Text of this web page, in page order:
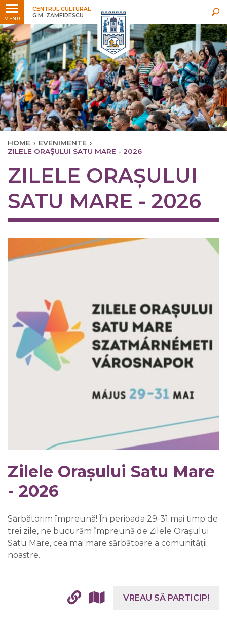
MENU
CENTRUL CULTURAL
G.M. ZAMFIRESCU
Ultimele
HOME › EVENIMENTE ›
ZILELE ORAȘULUI SATU MARE - 2026
ZILELE ORAȘULUI
SATU MARE - 2026
Zilele Orașului Satu Mare
- 2026
Sărbătorim împreună! În perioada 29-31 mai timp de
trei zile, ne bucurăm împreună de Zilele Orașului
Satu Mare, cea mai mare sărbătoare a comunității
noastre.
VREAU SĂ PARTICIP!